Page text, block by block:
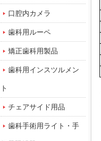
口腔内カメラ
歯科用ルーペ
矯正歯科用製品
歯科用インスツルメン
ト
チェアサイド用品
歯科手術用ライト・手